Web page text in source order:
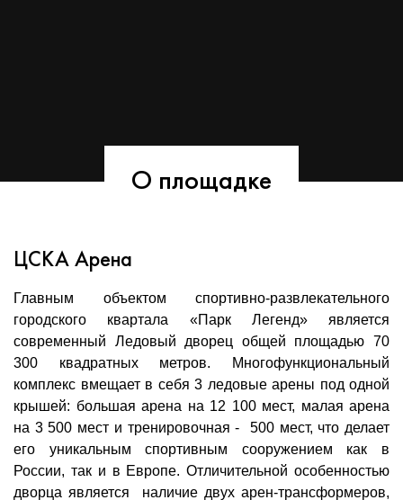
О площадке
ЦСКА Арена
Главным объектом спортивно-развлекательного
городского квартала «Парк Легенд» является
современный Ледовый дворец общей площадью 70
300 квадратных метров. Многофункциональный
комплекс вмещает в себя 3 ледовые арены под одной
крышей: большая арена на 12 100 мест, малая арена
на 3 500 мест и тренировочная - 500 мест, что делает
его уникальным спортивным сооружением как в
России, так и в Европе. Отличительной особенностью
дворца является наличие двух арен-трансформеров,